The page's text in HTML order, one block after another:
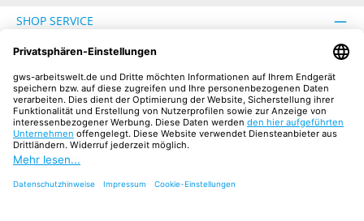
SHOP SERVICE
INFORMATION
SICHER EINKAUFEN
UNSERE COMMUNITIES
FacebookInstagramYouTube